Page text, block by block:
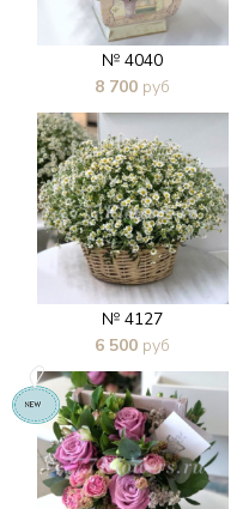
№ 4040
8 700 руб
В 1 клик
№ 4127
6 500 руб
В 1 клик